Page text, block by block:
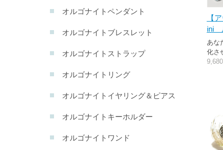
【
ini
あな
化さ
オルゴナイトペンダント
オルゴナイトブレスレット
オルゴナイトストラップ
オルゴナイトリング
オルゴナイトイヤリング＆ピアス
オルゴナイトキーホルダー
オルゴナイトワンド